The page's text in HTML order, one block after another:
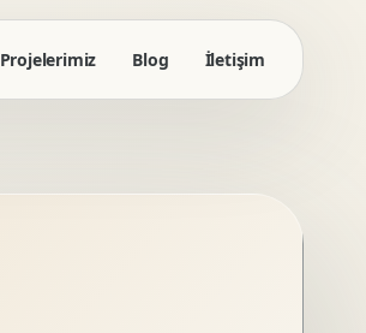
Projelerimiz Blog İletişim